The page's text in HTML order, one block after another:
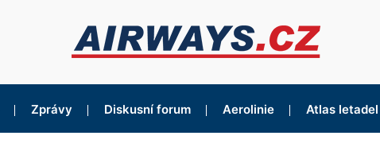
Zprávy Diskusní forum Aerolinie Atlas letadel